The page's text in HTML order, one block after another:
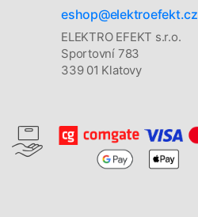
eshop@elektroefekt.cz
ELEKTRO EFEKT s.r.o.
Sportovní 783
339 01 Klatovy